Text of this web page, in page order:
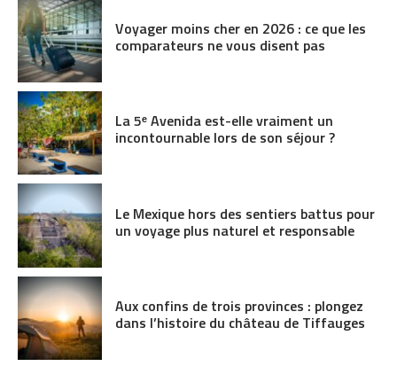
Voyager moins cher en 2026 : ce que les
comparateurs ne vous disent pas
La 5ᵉ Avenida est-elle vraiment un
incontournable lors de son séjour ?
Le Mexique hors des sentiers battus pour
un voyage plus naturel et responsable
Aux confins de trois provinces : plongez
dans l’histoire du château de Tiffauges